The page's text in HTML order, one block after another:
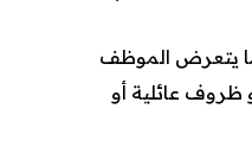
يتعرض الموظف
ظروف عائلية أو